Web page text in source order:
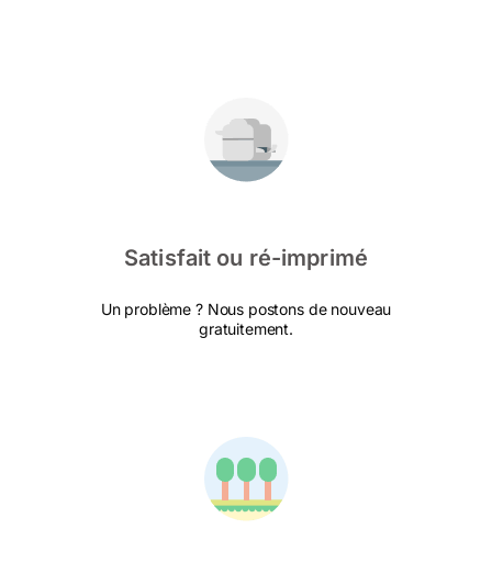
Satisfait ou ré-imprimé
Un problème ? Nous postons de nouveau
gratuitement.